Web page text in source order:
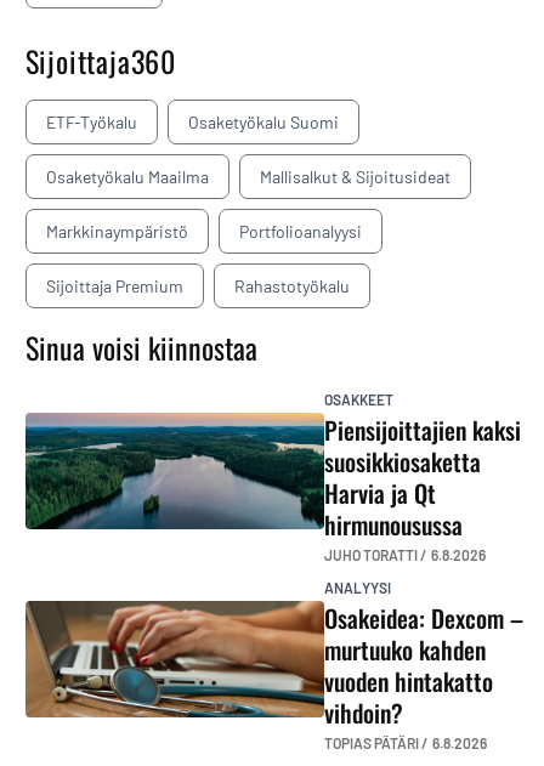
Sijoittaja360
ETF-Työkalu Osaketyökalu Suomi
Osaketyökalu Maailma Mallisalkut & Sijoitusideat
Markkinaympäristö Portfolioanalyysi
Sijoittaja Premium Rahastotyökalu
Sinua voisi kiinnostaa
OSAKKEET
Piensijoittajien kaksi
suosikkiosaketta
Harvia ja Qt
hirmunousussa
JUHO TORATTI / 6.8.2026
ANALYYSI
Osakeidea: Dexcom –
murtuuko kahden
vuoden hintakatto
vihdoin?
TOPIAS PÄTÄRI / 6.8.2026